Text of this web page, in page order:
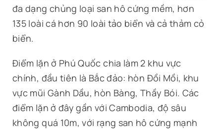
đa dạng chủng loại san hô cứng mềm, hơn
135 loài cá hơn 90 loài tảo biển và cả thảm cỏ
biển.
Điểm lặn ở Phú Quốc chia làm 2 khu vực
chính, đầu tiên là Bắc đảo: hòn Đồi Mồi, khu
vực mũi Gành Dầu, hòn Bàng, Thầy Bói. Các
điểm lặn ở đây gần với Cambodia, độ sâu
không quá 10m, với rạng san hô cứng mạnh